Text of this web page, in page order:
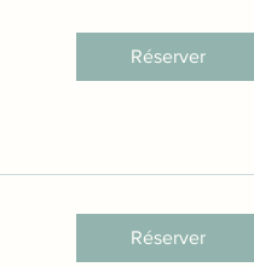
Réserver
Réserver